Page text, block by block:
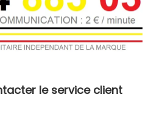
le service client